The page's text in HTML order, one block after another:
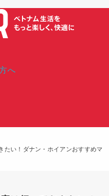
へ
たい！ダナン・ホイアンおすすめマ